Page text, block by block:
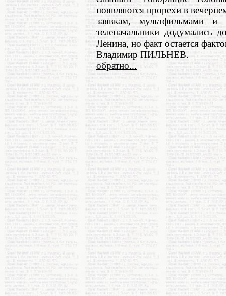
появляются прорехи в
заявкам, мультфильмами и
теленачальники
Ленина, но факт остается
Владимир ПИЛЬНЕВ.
обратно...